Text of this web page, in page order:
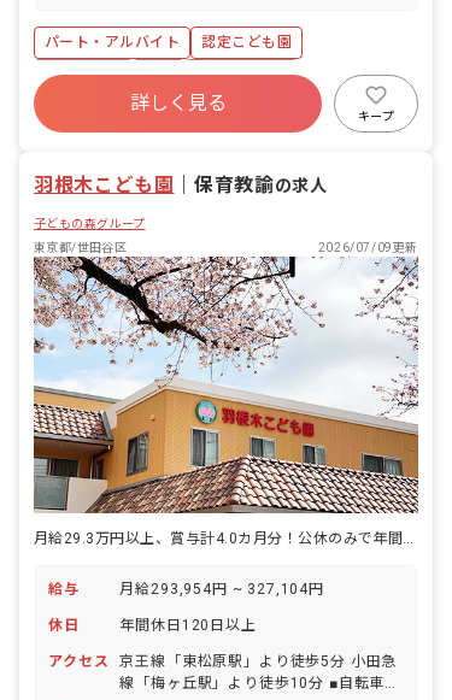
あります。 ・保育準備や清掃等雑務あ
り。 ・午後おやつの配膳、制作等も活動
として行ないます。 ・3～5才児のお子
さんと屋内外の活動を楽しみます。 ＜預
かり時間＞ 平日14:30～18:30 （水曜日
のみ11:30～18:30） ※日中は学年別の
順次降園していきます。
パート・アルバイト
認定こども園
土日祝休み
有給
福利厚生充実
産休育休制度
正社員登用
詳しく見る
キープ
羽根木こども園 ｜保育教諭の求人
子どもの森グループ
東京都/世田谷区
2026/07/09更新
給与 月給293,954円 ~ 327,104円
休日 年間休日120日以上
アクセス
京王線「東松原駅」より徒歩5分 小田急
線「梅ヶ丘駅」より徒歩10分 ■自転車通